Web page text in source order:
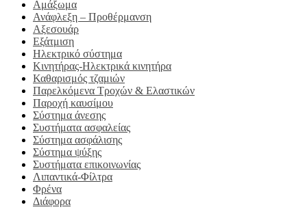
Αμάξωμα
Ανάφλεξη – Προθέρμανση
Αξεσουάρ
Εξάτμιση
Ηλεκτρικό σύστημα
Κινητήρας-Ηλεκτρικά κινητήρα
Καθαρισμός τζαμιών
Παρελκόμενα Τροχών & Ελαστικών
Παροχή καυσίμου
Σύστημα άνεσης
Συστήματα ασφαλείας
Σύστημα ασφάλισης
Σύστημα ψύξης
Συστήματα επικοινωνίας
Λιπαντικά-Φίλτρα
Φρένα
Διάφορα